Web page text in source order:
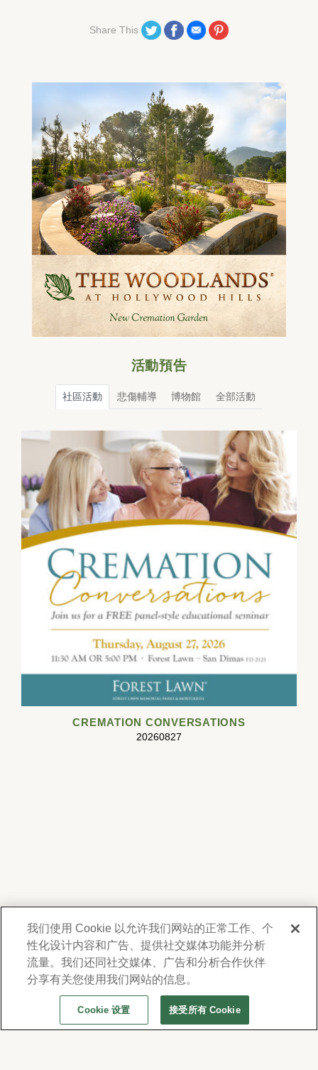
Share This Share on Twitter
Share on Facebook
Share on Email
Share on Pinterest
活動預告
社區活動 悲傷輔導 博物館 全部活動
CREMATION CONVERSATIONS
20260827
我們尊重您的隱私。為了向您提供有關產品、服
務及活動之資訊，Forest Lawn 會蒐集並使用您
在此提供的聯絡資料，並得不時透過電子郵件、
電話或人工撥打之短信或簡訊與您聯繫。詳情請
參閱本公司的隱私權政策及使用條款。若要變更
通訊偏好設定，請至
我们使用 Cookie 以允许我们网站的正常工作、个
性化设计内容和广告、提供社交媒体功能并分析
流量。我们还同社交媒体、广告和分析合作伙伴
分享有关您使用我们网站的信息。
Cookie 设置 接受所有 Cookie